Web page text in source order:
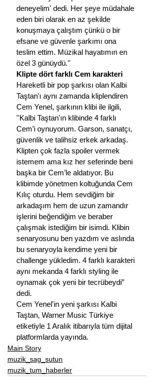
deneyelim' dedi. Her şeye müdahale
eden biri olarak en az şekilde
konuşmaya çalıştım çünkü o bir
efsane ve güvenle şarkımı ona
teslim ettim. Müzikal hayatımın en
özel 3 günüydü.''
Klipte dört farklı Cem karakteri
Hareketli bir pop şarkısı olan Kalbi
Taştan'ı aynı zamanda kliplendiren
Cem Yenel, şarkının klibi ile ilgili,
''Kalbi Taştan'ın klibinde 4 farklı
Cem’i oynuyorum. Garson, sanatçı,
güvenlik ve talihsiz erkek arkadaş.
Klipten çok fazla spoiler vermek
istemem ama kız her seferinde beni
başka bir Cem’le aldatıyor. Bu
klibimde yönetmen koltuğunda Cem
Kılıç oturdu. Hem sevdiğim bir
arkadaşım hem de uzun zamandır
işlerini beğendiğim ve beraber
çalışmak istediğim bir isimdi. Klibin
senaryosunu ben yazdım ve aslında
bu senaryoyla kendime yeni bir
challenge yükledim. 4 farklı karakteri
aynı mekanda 4 farklı styling ile
oynamak çok yeni bir tecrübeydi”
dedi.
Cem Yenel'in yeni şarkısı Kalbi
Taştan, Warner Music Türkiye
etiketiyle 1 Aralık itibarıyla tüm dijital
platformlarda yayında.
Main Story
muzik_sag_sutun
muzik_tum_haberler